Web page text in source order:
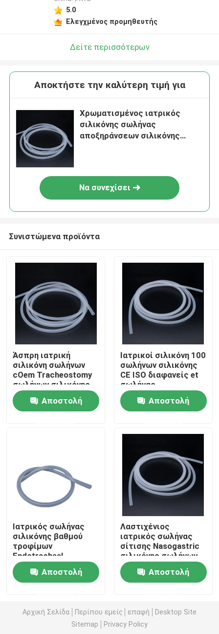
Αρχική Σελίδα
Προϊόντα
Σχετικά με εμάς
Ποιοτικός έλεγχος
επαφή
Ζητήστε ένα απόσπασμα
Ιατρικό λάστιχο σιλικόνης
Λαστιχένιος δύτης συρίγγων
5.0
Ελεγχμένος προμηθευτής
Δείτε περισσότερων
Αποκτήστε την καλύτερη τιμή για
Χρωματισμένος ιατρικός
σιλικόνης σωλήνας
αποξηράνσεων σιλικόνης
Να συνεχίσει
Συνιστώμενα προϊόντα
Άσπρη ιατρική
σιλικόνη σωλήνων
cOem Tracheostomy
σωλήνων σιλικόνης
Αποστολή
Ιατρικοί σιλικόνη 100
σωλήνων σιλικόνης
CE ISO διαφανείς et
σωλήνας
Αποστολή
Ιατρικός σωλήνας
σιλικόνης βαθμού
τροφίμων
Endotracheal
σωλήνας σιλικόνης
0.25mm 20mm
Αποστολή
Λαστιχένιος
ιατρικός σωλήνας
σίτισης Nasogastric
σιλικόνης σωλήνων
σιλικόνης cOem
Αποστολή
Αρχική Σελίδα Περίπου εμείς επαφή
Desktop Site
Sitemap
Privacy Policy